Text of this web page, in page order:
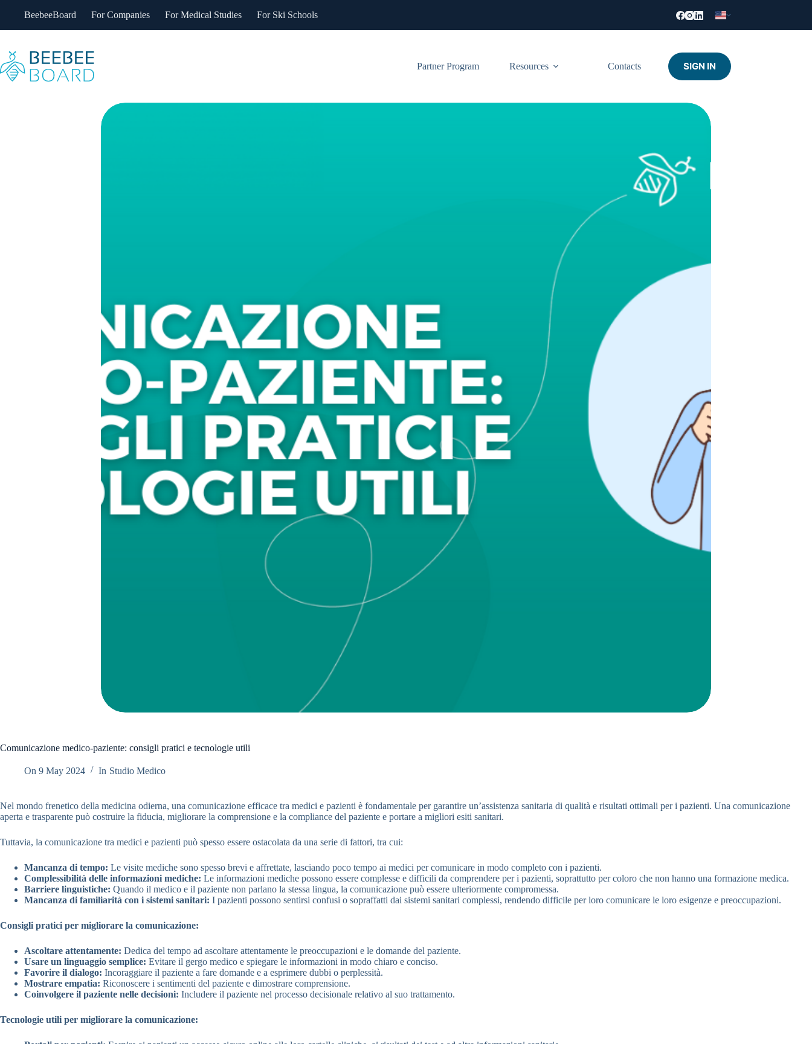
BeebeeBoard For Companies For Medical Studies For Ski Schools
Partner Program Resources Contacts SIGN IN
Comunicazione medico-paziente: consigli pratici e tecnologie utili
On 9 May 2024 In Studio Medico
Nel mondo frenetico della medicina odierna, una comunicazione efficace tra medici e pazienti è fondamentale per garantire un’assistenza sanitaria di qualità e risultati ottimali per i pazienti. Una comunicazione
aperta e trasparente può costruire la fiducia, migliorare la comprensione e la compliance del paziente e portare a migliori esiti sanitari.
Tuttavia, la comunicazione tra medici e pazienti può spesso essere ostacolata da una serie di fattori, tra cui:
Mancanza di tempo: Le visite mediche sono spesso brevi e affrettate, lasciando poco tempo ai medici per comunicare in modo completo con i pazienti.
Complessibilità delle informazioni mediche: Le informazioni mediche possono essere complesse e difficili da comprendere per i pazienti, soprattutto per coloro che non hanno una formazione medica.
Barriere linguistiche: Quando il medico e il paziente non parlano la stessa lingua, la comunicazione può essere ulteriormente compromessa.
Mancanza di familiarità con i sistemi sanitari: I pazienti possono sentirsi confusi o sopraffatti dai sistemi sanitari complessi, rendendo difficile per loro comunicare le loro esigenze e preoccupazioni.
Consigli pratici per migliorare la comunicazione:
Ascoltare attentamente: Dedica del tempo ad ascoltare attentamente le preoccupazioni e le domande del paziente.
Usare un linguaggio semplice: Evitare il gergo medico e spiegare le informazioni in modo chiaro e conciso.
Favorire il dialogo: Incoraggiare il paziente a fare domande e a esprimere dubbi o perplessità.
Mostrare empatia: Riconoscere i sentimenti del paziente e dimostrare comprensione.
Coinvolgere il paziente nelle decisioni: Includere il paziente nel processo decisionale relativo al suo trattamento.
Tecnologie utili per migliorare la comunicazione: